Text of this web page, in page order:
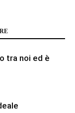
tra noi ed è